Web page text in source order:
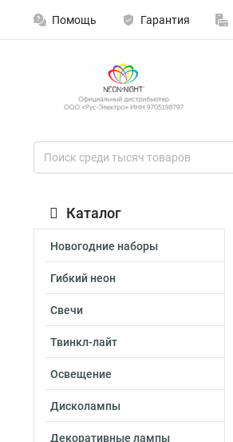
Помощь Гарантия
Каталог
Новогодние наборы
Гибкий неон
Свечи
Твинкл-лайт
Освещение
Дисколампы
Декоративные лампы